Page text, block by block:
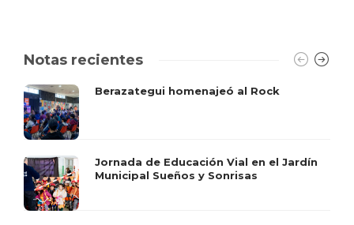
Notas recientes
Berazategui homenajeó al Rock
Jornada de Educación Vial en el Jardín
Municipal Sueños y Sonrisas